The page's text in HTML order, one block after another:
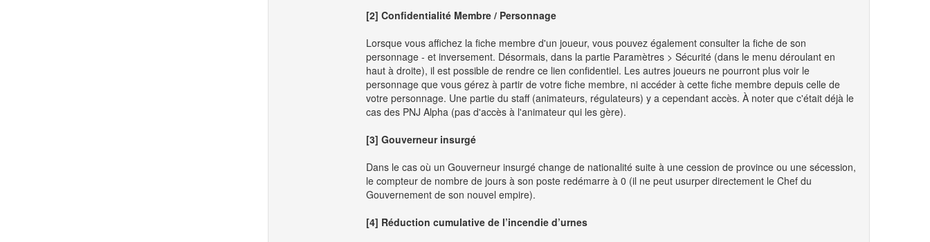
[2] Confidentialité Membre / Personnage
Lorsque vous affichez la fiche membre d'un joueur, vous pouvez également consulter la fiche de son
personnage - et inversement. Désormais, dans la partie Paramètres > Sécurité (dans le menu déroulant en
haut à droite), il est possible de rendre ce lien confidentiel. Les autres joueurs ne pourront plus voir le
personnage que vous gérez à partir de votre fiche membre, ni accéder à cette fiche membre depuis celle de
votre personnage. Une partie du staff (animateurs, régulateurs) y a cependant accès. À noter que c'était déjà le
cas des PNJ Alpha (pas d'accès à l'animateur qui les gère).
[3] Gouverneur insurgé
Dans le cas où un Gouverneur insurgé change de nationalité suite à une cession de province ou une sécession,
le compteur de nombre de jours à son poste redémarre à 0 (il ne peut usurper directement le Chef du
Gouvernement de son nouvel empire).
[4] Réduction cumulative de l’incendie d’urnes